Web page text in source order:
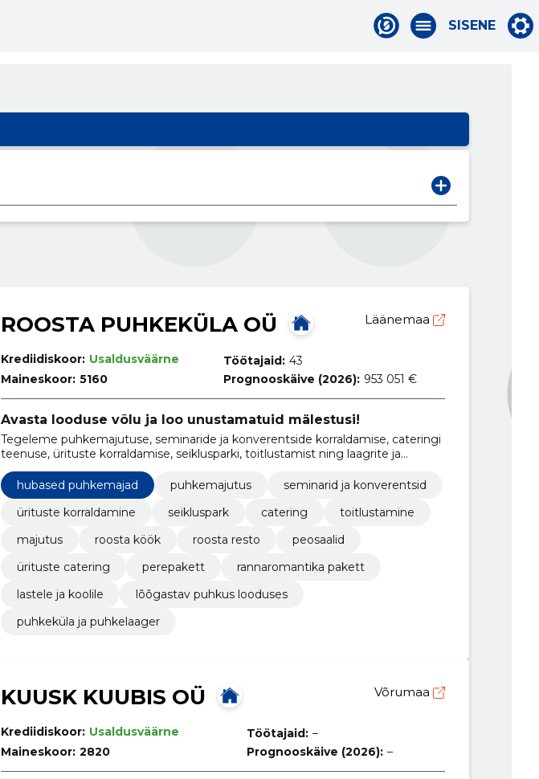
SISENE
ROOSTA PUHKEKÜLA OÜ Läänemaa
Krediidiskoor: Usaldusväärne
Maineskoor: 5160
Töötajaid: 43
Prognooskäive (2026): 953 051 €
Avasta looduse võlu ja loo unustamatuid mälestusi!
Tegeleme puhkemajutuse, seminaride ja konverentside korraldamise, cateringi
teenuse, ürituste korraldamise, seiklusparki, toitlustamist ning laagrite ja
praktikaprogrammide pakkumisega
hubased puhkemajad
puhkemajutus
seminarid ja konverentsid
ürituste korraldamine
seikluspark catering
toitlustamine
majutus
roosta köök roosta resto
peosaalid
ürituste catering
perepakett
rannaromantika pakett
lastele ja koolile
lõõgastav puhkus looduses
puhkeküla ja puhkelaager
KUUSK KUUBIS OÜ Võrumaa
Krediidiskoor: Usaldusväärne
Maineskoor: 2820
Töötajaid: –
Prognooskäive (2026): –